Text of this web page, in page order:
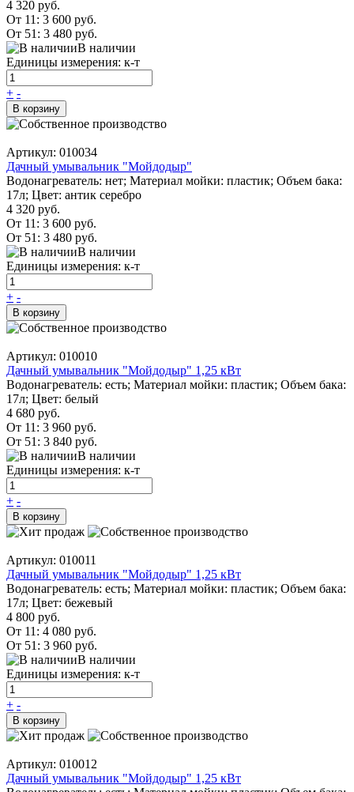
4 320 руб.
От 11: 3 600 руб.
От 51: 3 480 руб.
В наличии
Единицы измерения: к-т
+ -
В корзину
Артикул: 010034
Дачный умывальник "Мойдодыр"
Водонагреватель: нет; Материал мойки: пластик; Объем бака:
17л; Цвет: антик серебро
4 320 руб.
От 11: 3 600 руб.
От 51: 3 480 руб.
В наличии
Единицы измерения: к-т
+ -
В корзину
Артикул: 010010
Дачный умывальник "Мойдодыр" 1,25 кВт
Водонагреватель: есть; Материал мойки: пластик; Объем бака:
17л; Цвет: белый
4 680 руб.
От 11: 3 960 руб.
От 51: 3 840 руб.
В наличии
Единицы измерения: к-т
+ -
В корзину
Артикул: 010011
Дачный умывальник "Мойдодыр" 1,25 кВт
Водонагреватель: есть; Материал мойки: пластик; Объем бака:
17л; Цвет: бежевый
4 800 руб.
От 11: 4 080 руб.
От 51: 3 960 руб.
В наличии
Единицы измерения: к-т
+ -
В корзину
Артикул: 010012
Дачный умывальник "Мойдодыр" 1,25 кВт